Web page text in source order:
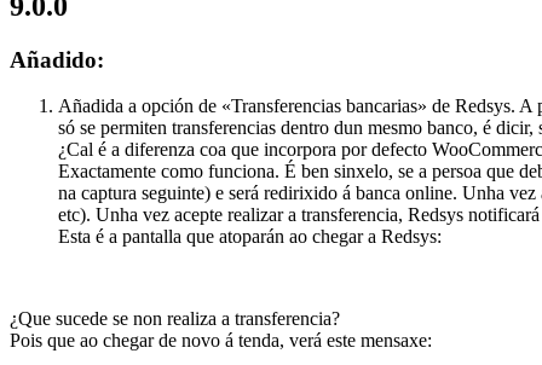
Añadido:
Añadida a opción de «Transferencias bancarias» de Redsys.
só se permiten transferencias dentro dun mesmo banco, é
¿Cal é a diferenza coa que incorpora por defecto
Exactamente como funciona. É ben sinxelo, se a persoa que
na captura seguinte) e será redirixido á banca online. Unha
etc). Unha vez acepte realizar a transferencia, Redsys
Esta é a pantalla que atoparán ao chegar a Redsys:
¿Que sucede se non realiza a transferencia?
Pois que ao chegar de novo á tenda, verá este mensaxe: